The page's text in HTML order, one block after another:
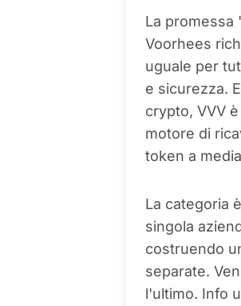
La promessa
Voorhees
uguale per
e sicurezza.
crypto, VVV
motore di
token a
La categoria
singola
costruendo
separate.
l'ultimo. Info